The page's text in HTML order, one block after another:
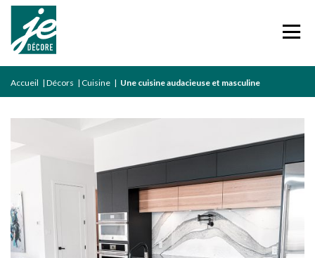
Accueil | Décors | Cuisine | Une cuisine audacieuse et masculine